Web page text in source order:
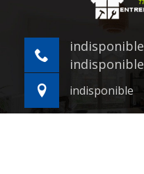
indisponible
indisponible
indisponible